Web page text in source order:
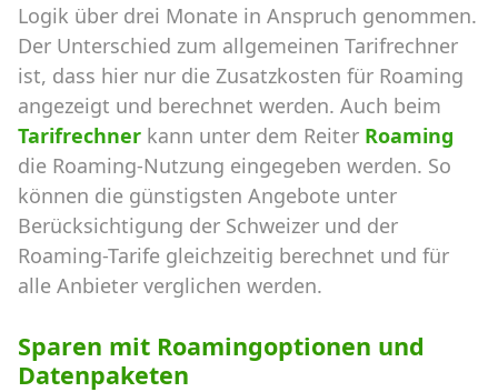
Logik über drei Monate in Anspruch genommen.
Der Unterschied zum allgemeinen Tarifrechner
ist, dass hier nur die Zusatzkosten für Roaming
angezeigt und berechnet werden. Auch beim
Tarifrechner kann unter dem Reiter Roaming
die Roaming-Nutzung eingegeben werden. So
können die günstigsten Angebote unter
Berücksichtigung der Schweizer und der
Roaming-Tarife gleichzeitig berechnet und für
alle Anbieter verglichen werden.
Sparen mit Roamingoptionen und
Datenpaketen